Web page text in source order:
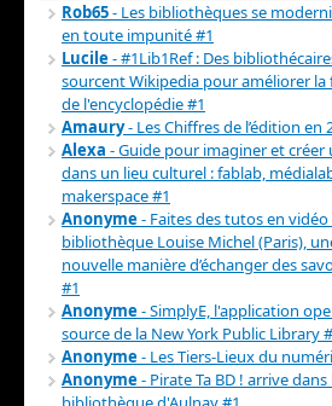
Rob65- Les bibliothèques se
en toute impunité #1
Lucile- #1Lib1Ref : Des
sourcent Wikipedia pour améliorer la
de l'encyclopédie #1
Amaury- Les Chiffres de l’édition en
Alexa - Guide pour imaginer et créer
dans un lieu culturel : fablab,
makerspace #1
Anonyme- Faites des tutos en vidéo
bibliothèque Louise Michel (Paris),
nouvelle manière d’échanger des
#1
Anonyme- SimplyE, l'application
source de la New York Public Library
Anonyme- Les Tiers-Lieux du
Anonyme- Pirate Ta BD ! arrive dans